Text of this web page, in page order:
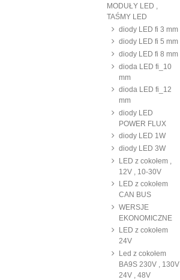
MODUŁY LED ,
TAŚMY LED
diody LED fi 3 mm
diody LED fi 5 mm
diody LED fi 8 mm
dioda LED fi_10
mm
dioda LED fi_12
mm
diody LED
POWER FLUX
diody LED 1W
diody LED 3W
LED z cokołem ,
12V , 10-30V
LED z cokołem
CAN BUS
WERSJE
EKONOMICZNE
LED z cokołem
24V
Led z cokołem
BA9S 230V , 130V
24V , 48V